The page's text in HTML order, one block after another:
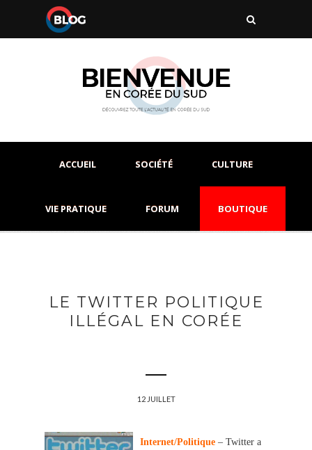
ACCUEIL SOCIÉTÉ CULTURE
VIE PRATIQUE FORUM BOUTIQUE
LE TWITTER POLITIQUE
ILLÉGAL EN CORÉE
12 JUILLET
Internet/Politique – Twitter a